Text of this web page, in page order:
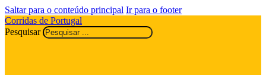
Saltar para o conteúdo principal Ir para o footer
Corridas de Portugal
Pesquisar